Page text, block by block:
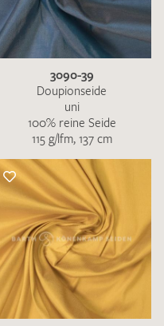
3090-39
Doupionseide
uni
100% reine Seide
115 g/lfm, 137 cm